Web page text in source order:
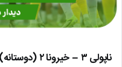
ناپولی ۳ – خیرونا ۲ (دوستانه)